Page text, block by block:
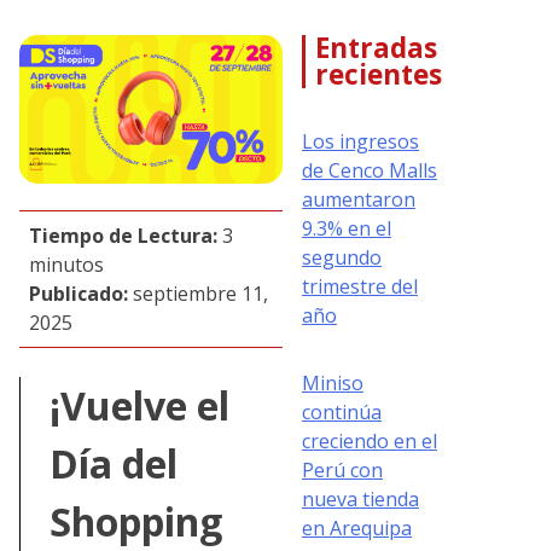
Tiempo de Lectura:3
minutos
Publicado:septiembre 11,
2025
¡Vuelve el
Día del
Shopping
Entradas
recientes
Los ingresos
de Cenco Malls
aumentaron
9.3% en el
segundo
trimestre del
año
Miniso
continúa
creciendo en el
Perú con
nueva tienda
en Arequipa